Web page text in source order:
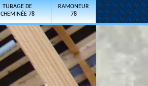
TUBAGE DE
CHEMINÉE 78
RAMONEUR
78